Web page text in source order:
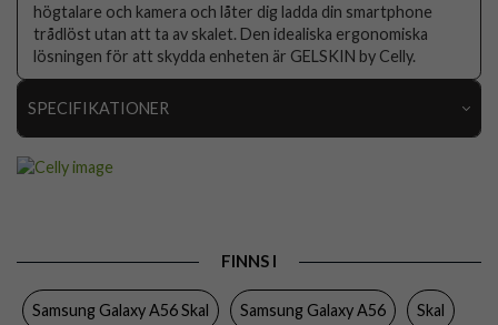
högtalare och kamera och låter dig ladda din smartphone
trådlöst utan att ta av skalet. Den idealiska ergonomiska
lösningen för att skydda enheten är GELSKIN by Celly.
SPECIFIKATIONER
Färg Genomskinlig
FINNS I
Samsung Galaxy A56 Skal Samsung Galaxy A56 Skal